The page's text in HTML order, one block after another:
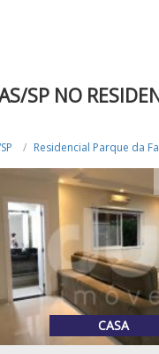
SP NO
Residencial Parque da
CASA